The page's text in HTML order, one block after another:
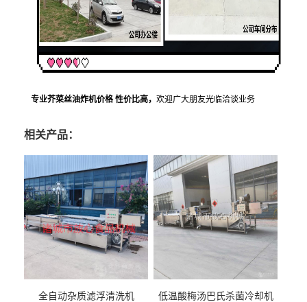
专业芥菜丝油炸机价格 性价比高， 欢迎广大朋友光临洽谈业务
相关产品：
全自动杂质滤浮清洗机 低温酸梅汤巴氏杀菌冷却机